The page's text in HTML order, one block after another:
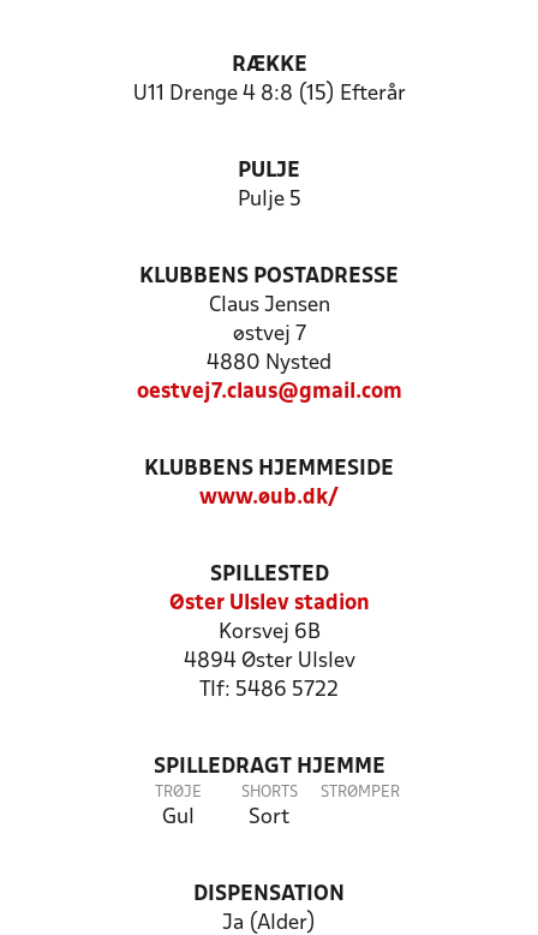
RÆKKE
U11 Drenge 4 8:8 (15) Efterår
PULJE
Pulje 5
KLUBBENS POSTADRESSE
Claus Jensen
østvej 7
4880 Nysted
oestvej7.claus@gmail.com
KLUBBENS HJEMMESIDE
www.øub.dk/
SPILLESTED
Øster Ulslev stadion
Korsvej 6B
4894 Øster Ulslev
Tlf: 5486 5722
SPILLEDRAGT HJEMME
TRØJE
Gul
SHORTS
Sort
STRØMPER
DISPENSATION
Ja (Alder)